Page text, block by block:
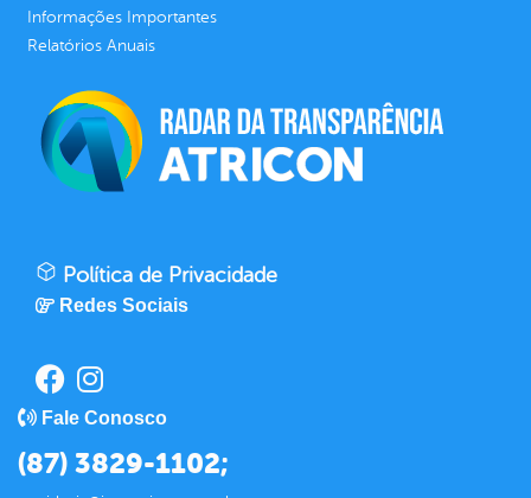
Informações Importantes
Relatórios Anuais
Política de Privacidade
Redes Sociais
Fale Conosco
(87) 3829-1102;